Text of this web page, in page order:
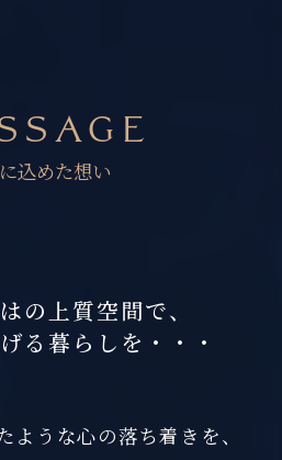
込めた想い
の上質空間で、
る暮らしを・・・
ような心の落ち着きを、